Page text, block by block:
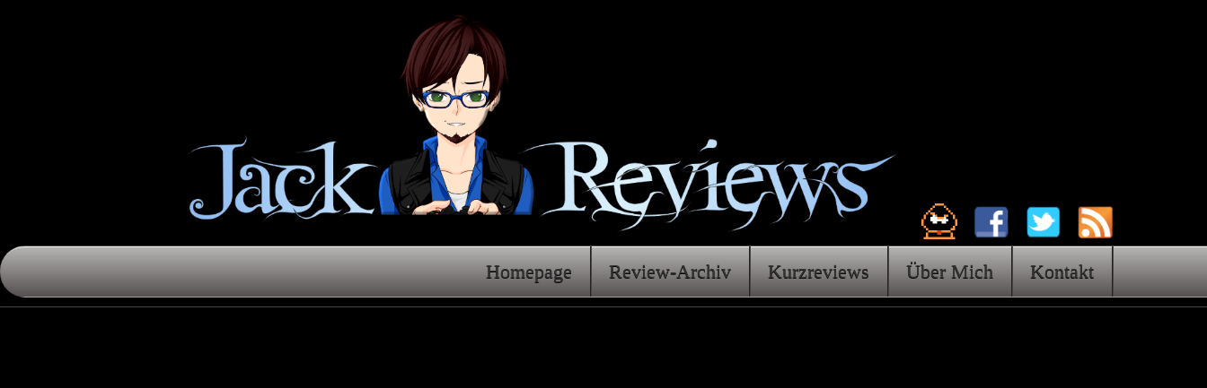
Homepage Review-Archiv Kurzreviews Über Mich Kontakt